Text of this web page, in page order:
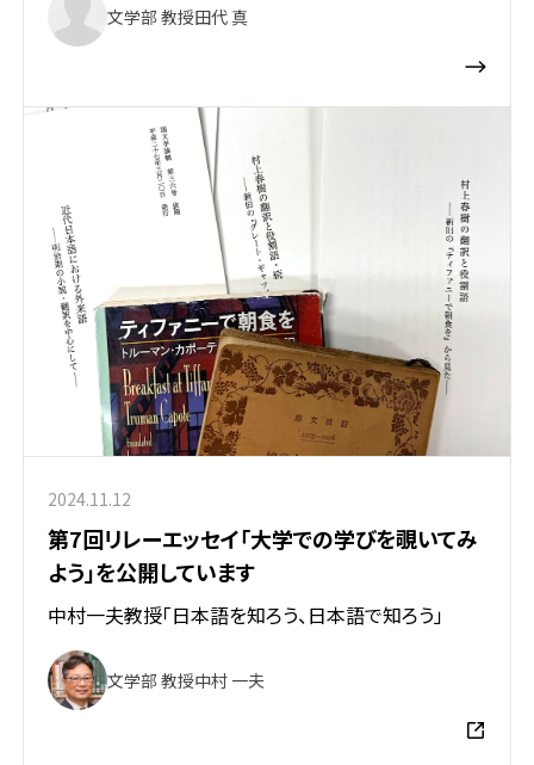
文学部 教授田代 真
2024.11.12
第7回リレーエッセイ「大学での学びを覗いてみ
よう」を公開しています
中村一夫教授「日本語を知ろう、日本語で知ろう」
文学部 教授中村 一夫